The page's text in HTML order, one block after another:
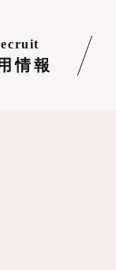
情報